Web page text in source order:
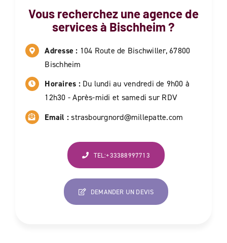
Vous recherchez une agence de
services à Bischheim ?
Adresse : 104 Route de Bischwiller, 67800
Bischheim
Horaires : Du lundi au vendredi de 9h00 à
12h30 - Après-midi et samedi sur RDV
Email : strasbourgnord@millepatte.com
TEL:+33388997713
DEMANDER UN DEVIS